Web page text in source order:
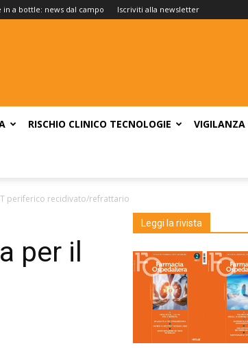
in a bottle: news dal campo Iscriviti alla newsletter
RISCHIO CLINICO TECNOLOGIE VIGILANZA
periferico recidivato/refrattario
per il
Leggi la rivista